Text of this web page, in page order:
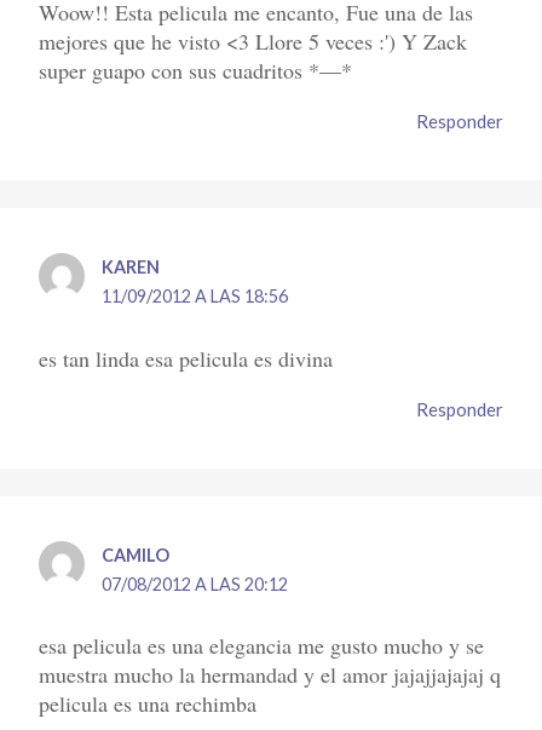
Woow!! Esta pelicula me encanto, Fue una de las
mejores que he visto <3 Llore 5 veces :') Y Zack
super guapo con sus cuadritos *—*
Responder
KAREN
11/09/2012 A LAS 18:56
es tan linda esa pelicula es divina
Responder
CAMILO
07/08/2012 A LAS 20:12
esa pelicula es una elegancia me gusto mucho y se
muestra mucho la hermandad y el amor jajajjajajaj q
pelicula es una rechimba